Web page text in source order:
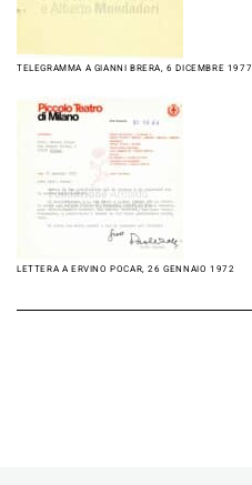
TELEGRAMMA A GIANNI BRERA, 6 DICEMBRE 1977
LETTERA A ERVINO POCAR, 26 GENNAIO 1972